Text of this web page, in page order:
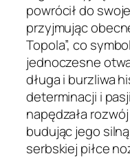
powrócił do
przyjmując
Topola”, co
jednoczesne
długa i burzliwa
determinacji i
napędzała
budując jego
serbskiej piłce